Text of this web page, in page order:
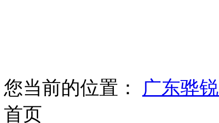
您当前的位置：
广东骅
首页